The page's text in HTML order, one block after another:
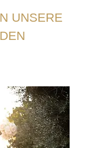
UNSERE